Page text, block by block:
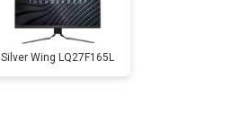
Silver Wing LQ27F165L